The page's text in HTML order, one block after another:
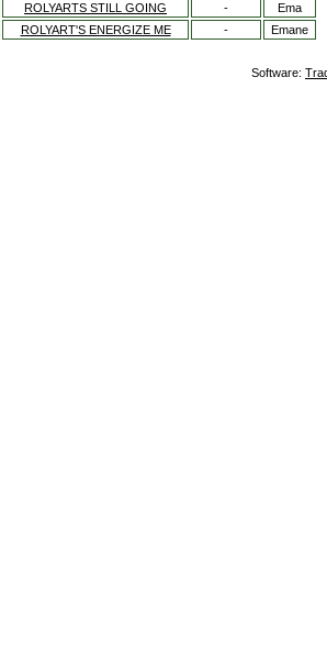
ROLYARTS STILL GOING -
Ema
ROLYART'S ENERGIZE ME - Emane
Software: